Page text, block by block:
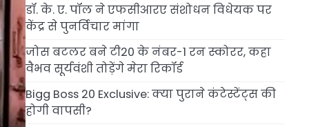
डॉ. के. ए. पॉल ने एफसीआरए संशोधन विधेयक पर
केंद्र से पुनर्विचार मांगा
जोस बटलर बने टी20 के नंबर-1 रन स्कोरर, कहा
वैभव सूर्यवंशी तोड़ेंगे मेरा रिकॉर्ड
Bigg Boss 20 Exclusive: क्या पुराने कंटेस्टेंट्स की
होगी वापसी?